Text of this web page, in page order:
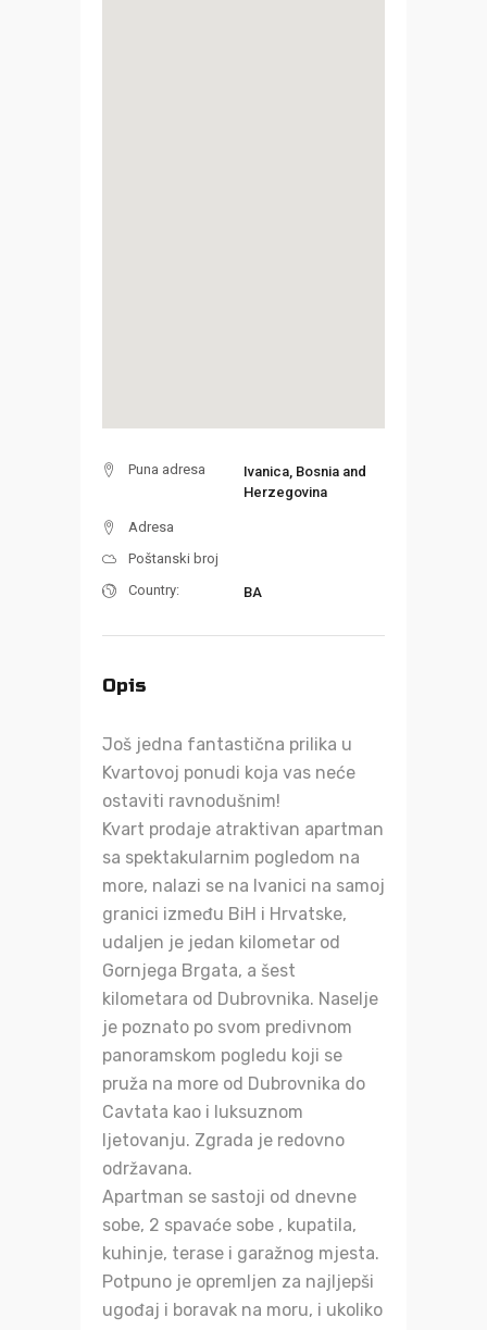
Puna adresa
Ivanica, Bosnia and
Herzegovina
Adresa
Poštanski broj
Country:
BA
Opis
Još jedna fantastična prilika u
Kvartovoj ponudi koja vas neće
ostaviti ravnodušnim!
Kvart prodaje atraktivan apartman
sa spektakularnim pogledom na
more, nalazi se na Ivanici na samoj
granici između BiH i Hrvatske,
udaljen je jedan kilometar od
Gornjega Brgata, a šest
kilometara od Dubrovnika. Naselje
je poznato po svom predivnom
panoramskom pogledu koji se
pruža na more od Dubrovnika do
Cavtata kao i luksuznom
ljetovanju. Zgrada je redovno
održavana.
Apartman se sastoji od dnevne
sobe, 2 spavaće sobe , kupatila,
kuhinje, terase i garažnog mjesta.
Potpuno je opremljen za najljepši
ugođaj i boravak na moru, i ukoliko